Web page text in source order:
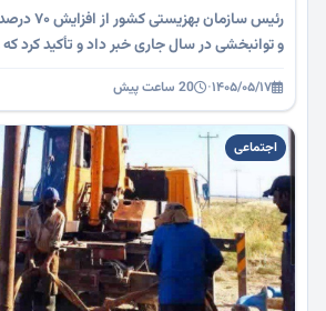
رئیس
و توانبخشی در سال جاری خبر داد و تأکید کرد
۱۴۰۵/۰۵/۱۷· 20 ساعت پیش
اجتماعی